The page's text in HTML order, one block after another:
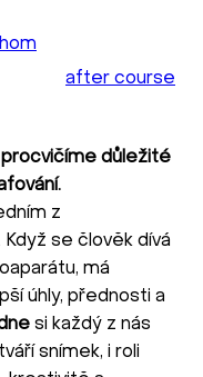
after course
procvičíme důležité
z
se člověk dívá
má
úhly, přednosti a
si každý z nás
snímek, i roli